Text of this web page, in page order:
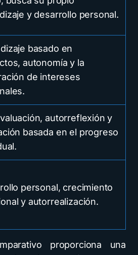
y desarrollo personal.
basado en
autonomía y la
de intereses
autorreflexión y
basada en el progreso
personal, crecimiento
y autorrealización.
proporciona una